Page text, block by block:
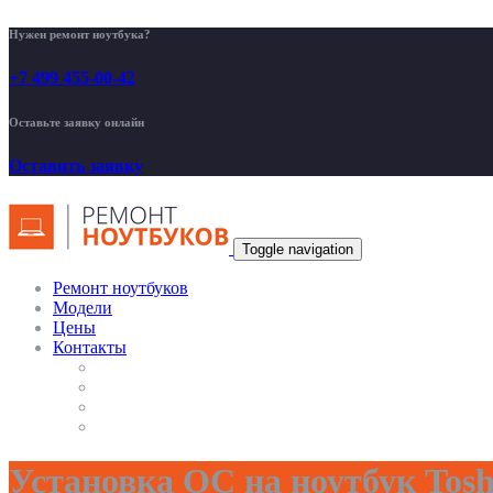
Нужен ремонт ноутбука?
+7 499 455-00-42
Оставьте заявку онлайн
Оставить заявку
Toggle navigation
Ремонт ноутбуков
Модели
Цены
Контакты
Установка ОС на ноутбук